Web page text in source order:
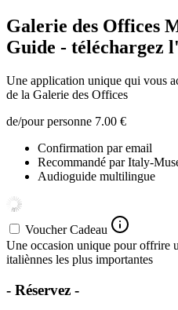
Galerie des Offices
Guide - téléchargez
Une application unique qui vous
de la Galerie des Offices
de/pour personne 7.00 €
Confirmation par email
Recommandé par Italy-
Audioguide multilingue
Voucher Cadeau
Une occasion unique pour offrire
italiènnes les plus importantes
- Réservez -